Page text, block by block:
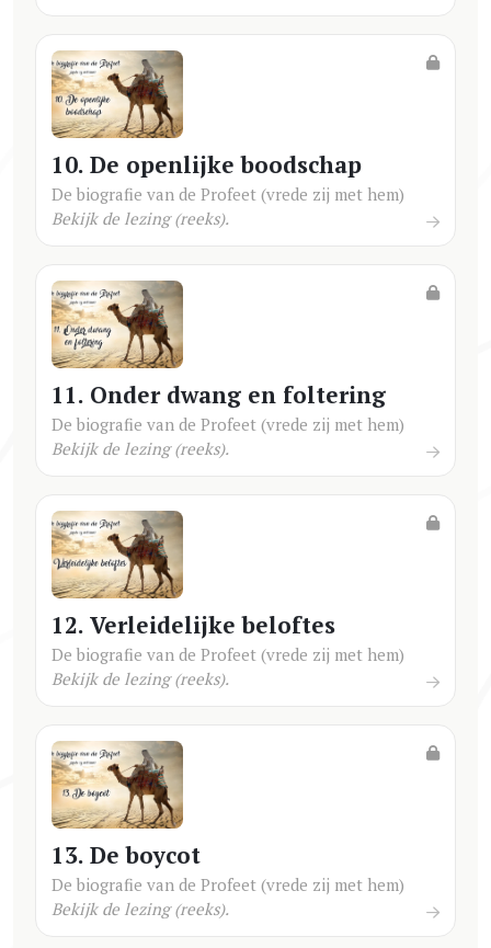
10. De openlijke boodschap
De biografie van de Profeet (vrede zij met hem)
Bekijk de lezing (reeks).
11. Onder dwang en foltering
De biografie van de Profeet (vrede zij met hem)
Bekijk de lezing (reeks).
12. Verleidelijke beloftes
De biografie van de Profeet (vrede zij met hem)
Bekijk de lezing (reeks).
13. De boycot
De biografie van de Profeet (vrede zij met hem)
Bekijk de lezing (reeks).